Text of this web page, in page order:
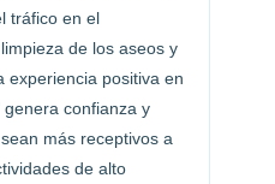
tráfico en el
de los aseos y
experiencia positiva en
confianza y
más receptivos a
de alto